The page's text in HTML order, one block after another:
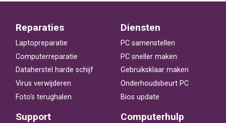
Reparaties
Laptopreparatie
Computerreparatie
Dataherstel harde schijf
Virus verwijderen
Foto's terughalen
Diensten
PC samenstellen
PC sneller maken
Gebruiksklaar maken
Onderhoudsbeurt PC
Bios update
Support Computerhulp